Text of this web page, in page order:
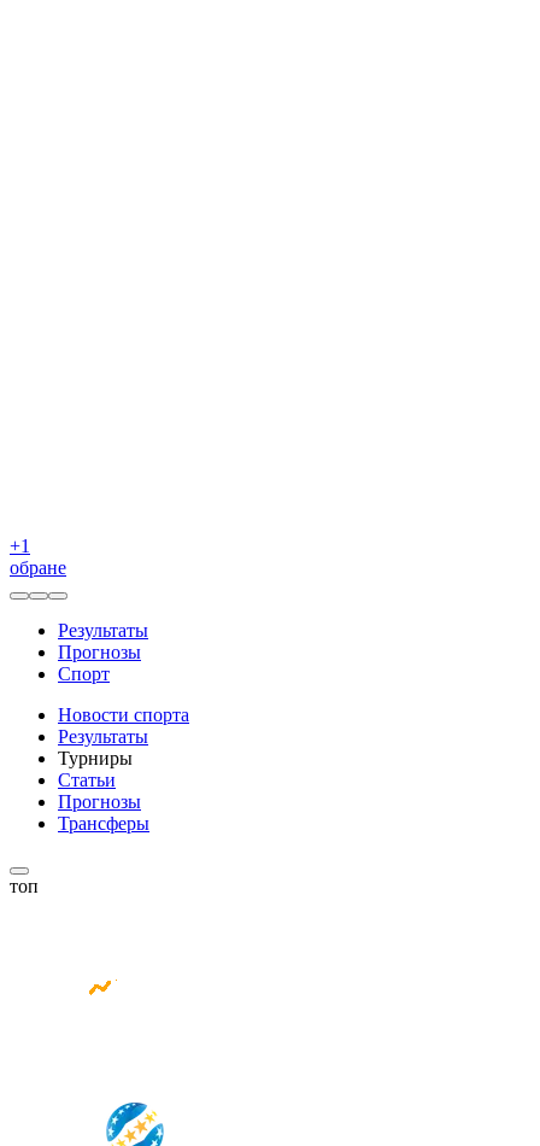
+1
обране
Результаты
Прогнозы
Спорт
Новости спорта
Результаты
Турниры
Статьи
Прогнозы
Трансферы
топ